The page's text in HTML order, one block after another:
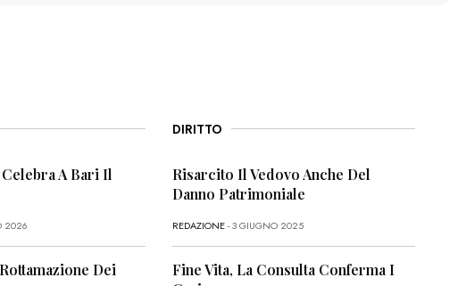
A Bari Il
2026
Dei
DIRITTO
Risarcito Il Vedovo Anche Del
Danno Patrimoniale
REDAZIONE- 3 GIUGNO 2025
Fine Vita, La Consulta Conferma I